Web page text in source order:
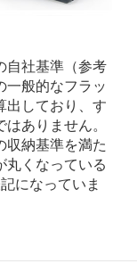
自社基準（参考
一般的なフラッ
出しており、す
ありません。
収納基準を満た
丸くなっている
になっていま